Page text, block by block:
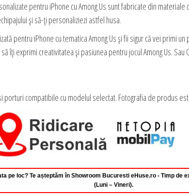
pentru iPhone cu Among Us sunt fabricate din
și să-ți personaliziezi astfel husa.
pentru iPhone cu tematica Among Us și fii sigur că vei primi
îți exprimi creativitatea și pasiunea pentru jocul Among Us. Sau
porturi compatibile cu modelul selectat. Fotografia de produs
pe loc? Te așteptăm în Showroom Bucuresti eHuse.ro - Timp de
(Luni – Vineri).